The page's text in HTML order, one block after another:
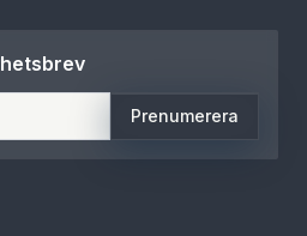
Prenumerera